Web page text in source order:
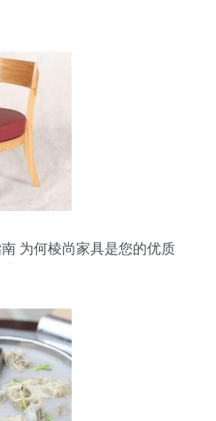
为何棱尚家具是您的优质